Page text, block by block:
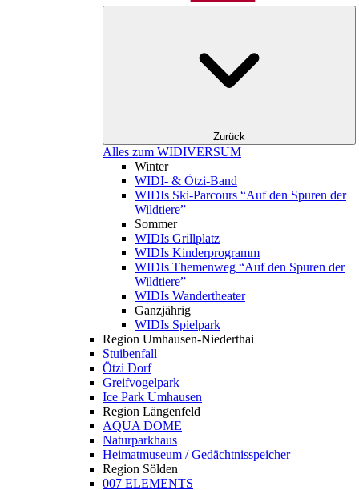
Zurück
Alles zum WIDIVERSUM
Winter
WIDI- & Ötzi-Band
WIDIs Ski-Parcours “Auf den Spuren der
Wildtiere”
Sommer
WIDIs Grillplatz
WIDIs Kinderprogramm
WIDIs Themenweg “Auf den Spuren der
Wildtiere”
WIDIs Wandertheater
Ganzjährig
WIDIs Spielpark
Region Umhausen-Niederthai
Stuibenfall
Ötzi Dorf
Greifvogelpark
Ice Park Umhausen
Region Längenfeld
AQUA DOME
Naturparkhaus
Heimatmuseum / Gedächtnisspeicher
Region Sölden
007 ELEMENTS